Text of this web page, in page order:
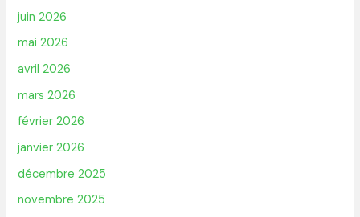
juin 2026
mai 2026
avril 2026
mars 2026
février 2026
janvier 2026
décembre 2025
novembre 2025